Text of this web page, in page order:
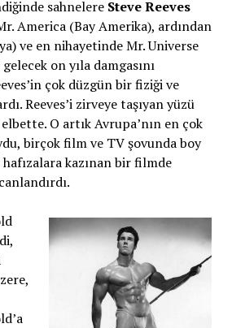
sahnelere Steve Reeves
America (Bay Amerika), ardından
ve en nihayetinde Mr. Universe
on yıla damgasını
çok düzgün bir fiziği ve
Reeves’i zirveye taşıyan yüzü
O artık Avrupa’nın en çok
birçok film ve TV şovunda boy
kazınan bir filmde